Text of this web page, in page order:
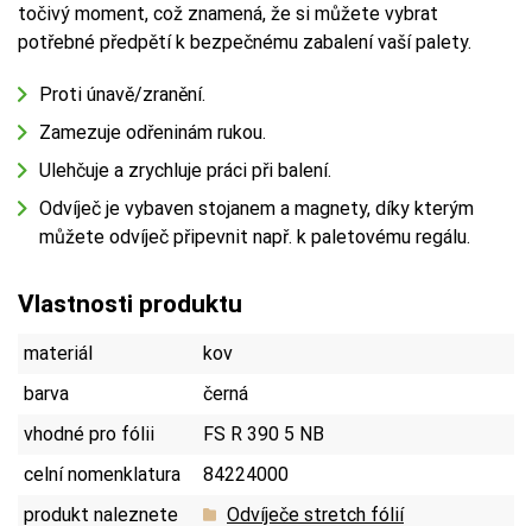
točivý moment, což znamená, že si můžete vybrat
potřebné předpětí k bezpečnému zabalení vaší palety.
Proti únavě/zranění.
Zamezuje odřeninám rukou.
Ulehčuje a zrychluje práci při balení.
Odvíječ je vybaven stojanem a magnety, díky kterým
můžete odvíječ připevnit např. k paletovému regálu.
Vlastnosti produktu
materiál
kov
barva
černá
vhodné pro fólii
FS R 390 5 NB
celní nomenklatura
84224000
produkt naleznete
Odvíječe stretch fólií